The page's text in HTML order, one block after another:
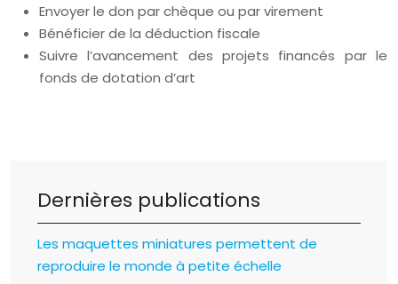
Envoyer le don par chèque ou par virement
Bénéficier de la déduction fiscale
Suivre l’avancement des projets financés par le
fonds de dotation d’art
Dernières publications
Les maquettes miniatures permettent de
reproduire le monde à petite échelle